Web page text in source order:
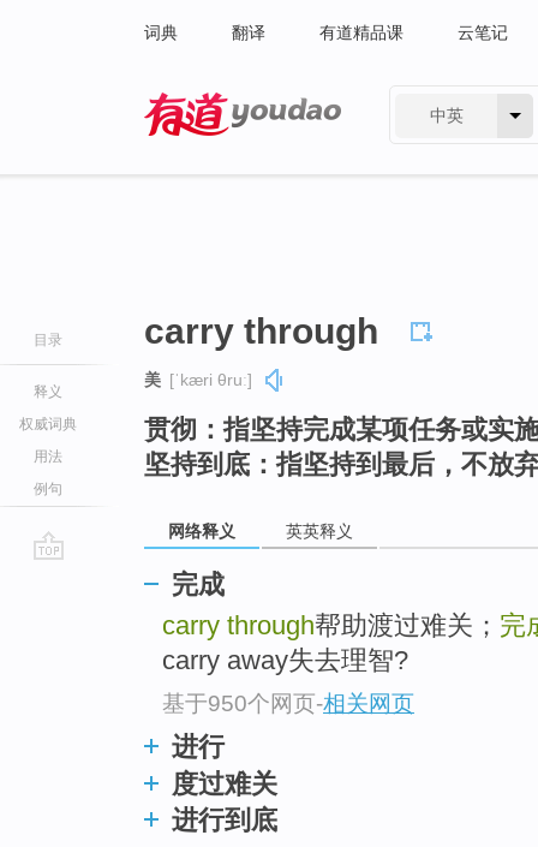
词典 翻译 有道精品课 云笔记
中英
目录
释义
权威词典
用法
例句
carry through
美 [ˈkæri θruː]
贯彻：指坚持完成某项任务或实
坚持到底：指坚持到最后，不放
网络释义 英英释义
完成
carry through帮助渡过难关； 完
carry away失去理智?
基于950个网页-相关网页
进行
度过难关
进行到底